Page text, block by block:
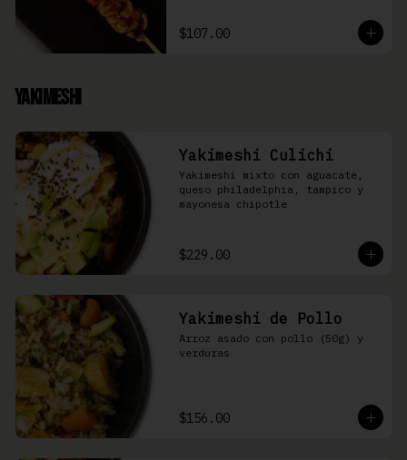
$107.00
Yakimeshi
Yakimeshi Culichi
Yakimeshi mixto con aguacate,
queso philadelphia, tampico y
mayonesa chipotle
$229.00
Yakimeshi de Pollo
Arroz asado con pollo (50g) y
verduras
$156.00